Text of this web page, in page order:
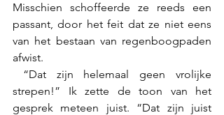
Misschien schoffeerde ze reeds een
passant, door het feit dat ze niet eens
van het bestaan van regenboogpaden
afwist.
strepen!” Ik zette de toon van het
gesprek meteen juist. “Dat zijn juist